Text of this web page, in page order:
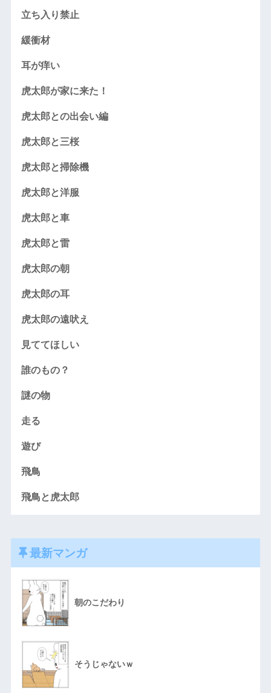
立ち入り禁止
緩衝材
耳が痒い
虎太郎が家に来た！
虎太郎との出会い編
虎太郎と三桜
虎太郎と掃除機
虎太郎と洋服
虎太郎と車
虎太郎と雷
虎太郎の朝
虎太郎の耳
虎太郎の遠吠え
見ててほしい
誰のもの？
謎の物
走る
遊び
飛鳥
飛鳥と虎太郎
最新マンガ
朝のこだわり
そうじゃないｗ